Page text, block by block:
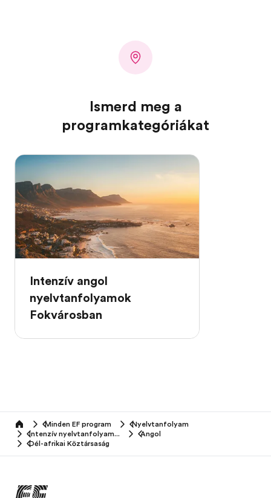
Ismerd meg a
programkategóriákat
Intenzív angol
nyelvtanfolyamok
Fokvárosban
home Minden EF program
Nyelvtanfolyam
Intenzív nyelvtanfolyamok
Angol
Dél-afrikai Köztársaság